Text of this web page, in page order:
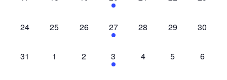
0 Veranstaltungen,
24 0 Veranstaltungen,
25 0 Veranstaltungen,
26 1 Veranstaltung,
27 0 Veranstaltungen,
28 0
29 0
30
0 Veranstaltungen,
31 0 Veranstaltungen,
1 0 Veranstaltungen,
2 1 Veranstaltung,
3 0 Veranstaltungen,
4 0
5 0
6